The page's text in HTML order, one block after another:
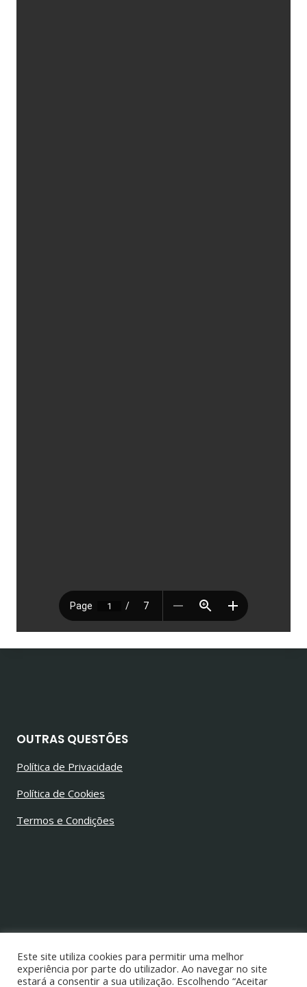
OUTRAS QUESTÕES
Política de Privacidade
Política de Cookies
Termos e Condições
Todos os direitos reservados
Este site utiliza cookies para permitir uma melhor
experiência por parte do utilizador. Ao navegar no site
estará a consentir a sua utilização. Escolhendo “Aceitar